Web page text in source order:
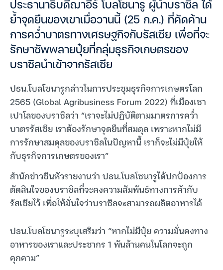
ประธานาธิบดีฌาอีร์ โบลโซนารู ผู้นำบราซิล ได้
ย้ำจุดยืนของเขาเมื่อวานนี้ (25 ก.ค.) ที่คัดค้าน
การคว่ำบาตรทางเศรษฐกิจกับรัสเซีย เพื่อที่จะ
รักษาซัพพลายปุ๋ยที่กลุ่มธุรกิจเกษตรของ
บราซิลนำเข้าจากรัสเซีย
ปธน.โบลโซนารูกล่าวในการประชุมธุรกิจการเกษตรโลก
2565 (Global Agribusiness Forum 2022) ที่เมืองเซา
เปาโลของบราซิลว่า “เราจะไม่ปฏิบัติตามมาตรการคว่ำ
บาตรรัสเซีย เราต้องรักษาจุดยืนที่สมดุล เพราะหากไม่มี
การรักษาสมดุลของบราซิลในปัญหานี้ เราก็จะไม่มีปุ๋ยให้
กับธุรกิจการเกษตรของเรา”
สำนักข่าวซินหัวรายงานว่า ปธน.โบลโซนารูได้ปกป้องการ
ตัดสินใจของบราซิลที่จะคงความสัมพันธ์ทางการค้ากับ
รัสเซียไว้ เพื่อให้มั่นใจว่าบราซิลจะสามารถผลิตอาหารได้
ปธน.โบลโซนารูระบุเสริมว่า “หากไม่มีปุ๋ย ความมั่นคงทาง
อาหารของเราและประชากร 1 พันล้านคนในโลกจะถูก
คุกคาม”